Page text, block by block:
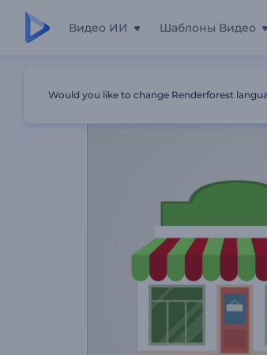
Видео ИИ Шаблоны Видео
Новогоднее
Would you like to change Renderforest